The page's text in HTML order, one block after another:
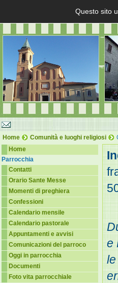
Home Comunità e luoghi religiosi
Home
Parrocchia
Contatti
Orario Sante Messe
Momenti di preghiera
Confessioni
Calendario mensile
Calendario pastorale
Appuntamenti e avvisi
Comunicazioni del parroco
Oggi in parrocchia
Documenti
Foto vita parrocchiale
e
Questo sito